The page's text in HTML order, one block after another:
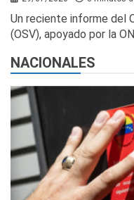
Un reciente informe del
(OSV), apoyado por la
NACIONALES